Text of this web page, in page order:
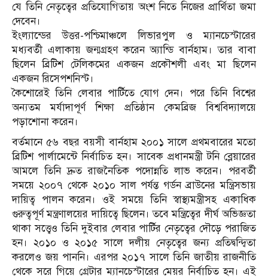
যে তিনি নেতৃত্বের প্রতিযোগিতায় অংশ নিতে নিজের প্রার্থিতা জমা
দেবেন।
ইংল্যান্ডের উত্তর-পশ্চিমাঞ্চলে লিভারপুল ও ম্যানচেস্টারের
মধ্যবর্তী এলাকায় জন্মগ্রহণ করেন অ্যান্ডি বার্নহাম। তার বাবা
ছিলেন ব্রিটিশ টেলিকমের একজন প্রকৌশলী এবং মা ছিলেন
একজন রিসেপশনিস্ট।
কৈশোরেই তিনি লেবার পার্টিতে যোগ দেন। পরে তিনি বিশ্বের
অন্যতম মর্যাদাপূর্ণ শিক্ষা প্রতিষ্ঠান কেমব্রিজ বিশ্ববিদ্যালয়ে
পড়াশোনা করেন।
বর্তমানে ৫৬ বছর বয়সী বার্নহাম ২০০১ সালে প্রথমবারের মতো
ব্রিটিশ পার্লামেন্টে নির্বাচিত হন। সাবেক প্রধানমন্ত্রী টনি ব্লেয়ারের
আমলে তিনি দ্রুত রাজনৈতিক পদোন্নতি লাভ করেন। পরবর্তী
সময়ে ২০০৭ থেকে ২০১০ সাল পর্যন্ত গর্ডন ব্রাউনের মন্ত্রিসভায়
দায়িত্ব পালন করেন। ওই সময়ে তিনি স্বাস্থ্যমন্ত্রীসহ একাধিক
গুরুত্বপূর্ণ মন্ত্রণালয়ের দায়িত্বে ছিলেন। তবে মন্ত্রিত্বের দীর্ঘ অভিজ্ঞতা
থাকা সত্ত্বেও তিনি দুইবার লেবার পার্টির নেতৃত্বের দৌড়ে পরাজিত
হন। ২০১০ ও ২০১৫ সালে দলীয় নেতৃত্বের জন্য প্রতিদ্বন্দ্বিতা
করলেও জয় পাননি। এরপর ২০১৭ সালে তিনি জাতীয় রাজনীতি
থেকে সরে গিয়ে গ্রেটার ম্যানচেস্টারের মেয়র নির্বাচিত হন। এই